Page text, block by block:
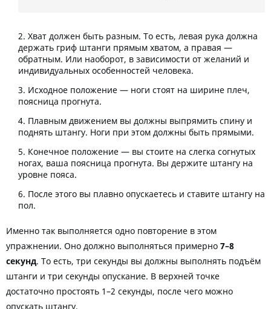
Хват должен быть разным. То есть, левая рука должна
держать гриф штанги прямым хватом, а правая —
обратным. Или наоборот, в зависимости от желаний и
индивидуальных особенностей человека.
Исходное положение — ноги стоят на ширине плеч,
поясница прогнута.
Плавным движением вы должны выпрямить спину и
поднять штангу. Ноги при этом должны быть прямыми.
Конечное положение — вы стоите на слегка согнутых
ногах, ваша поясница прогнута. Вы держите штангу на
уровне пояса.
После этого вы плавно опускаетесь и ставите штангу на
пол.
Именно так выполняется одно повторение в этом
упражнении. Оно должно выполняться примерно7–8
секунд. То есть, три секунды вы должны выполнять подъём
штанги и три секунды опускание. В верхней точке
достаточно простоять 1–2 секунды, после чего можно